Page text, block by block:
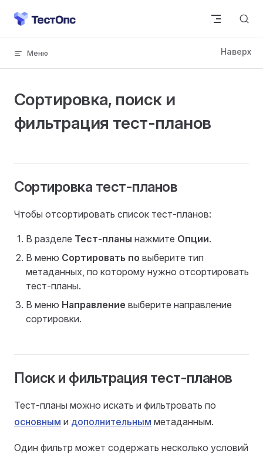
Skip to content
Сортировка, поиск и
фильтрация тест-планов
Сортировка тест-планов
Чтобы отсортировать список тест-планов:
В разделе Тест-планы нажмите Опции.
В меню Сортировать по выберите тип
метаданных, по которому нужно отсортировать
тест-планы.
В меню Направление выберите направление
сортировки.
Поиск и фильтрация тест-планов
Тест-планы можно искать и фильтровать по
основным и дополнительным метаданным.
Один фильтр может содержать несколько условий